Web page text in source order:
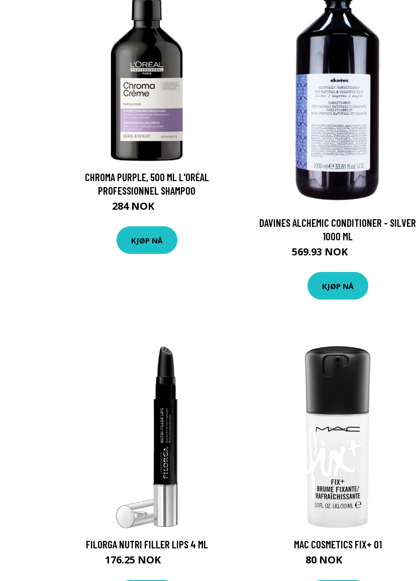
CHROMA PURPLE, 500 ML L'ORÉAL
PROFESSIONNEL SHAMPOO
284 NOK
KJØP NÅ
DAVINES ALCHEMIC CONDITIONER - SILVER
1000 ML
569.93 NOK
KJØP NÅ
FILORGA NUTRI FILLER LIPS 4 ML
176.25 NOK
MAC COSMETICS FIX+ 01
80 NOK